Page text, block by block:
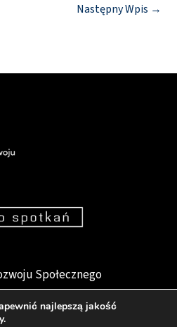
Następny Wpis →
Społecznego
Wrocław
najlepszą jakość